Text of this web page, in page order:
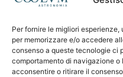
Per fornire le migliori
per memorizzare e/o accedere
consenso a queste tecnologie ci
comportamento di navigazione o
acconsentire o ritirare il